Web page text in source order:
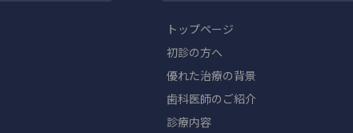
トップページ
初診の方へ
優れた治療の背景
歯科医師のご紹介
診療内容